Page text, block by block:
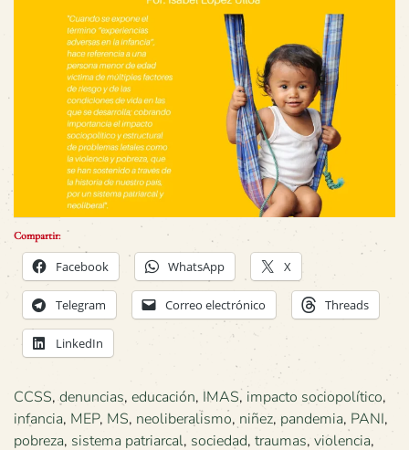
Compartir:
Facebook WhatsApp X
Telegram Correo electrónico Threads
LinkedIn
CCSS, denuncias, educación, IMAS, impacto sociopolítico,
infancia, MEP, MS, neoliberalismo, niñez, pandemia, PANI,
pobreza, sistema patriarcal, sociedad, traumas, violencia,